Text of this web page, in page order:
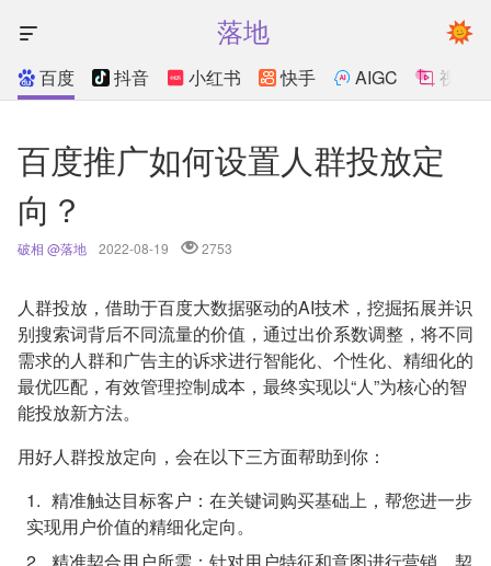
落地
百度 抖音 小红书 快手 AIGC 视频
百度推广如何设置人群投放定
向？
破相 @落地 2022-08-19 2753
人群投放，借助于百度大数据驱动的AI技术，挖掘拓展并识
别搜索词背后不同流量的价值，通过出价系数调整，将不同
需求的人群和广告主的诉求进行智能化、个性化、精细化的
最优匹配，有效管理控制成本，最终实现以“人”为核心的智
能投放新方法。
用好人群投放定向，会在以下三方面帮助到你：
精准触达目标客户： 在关键词购买基础上，帮您进一步
实现用户价值的精细化定向。